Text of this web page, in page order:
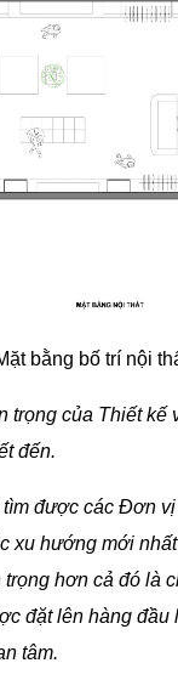
bằng bố trí nội
trọng của Thiết kế
đến.
được các Đơn
xu hướng mới
hơn cả đó là
đặt lên hàng đầu
tâm.